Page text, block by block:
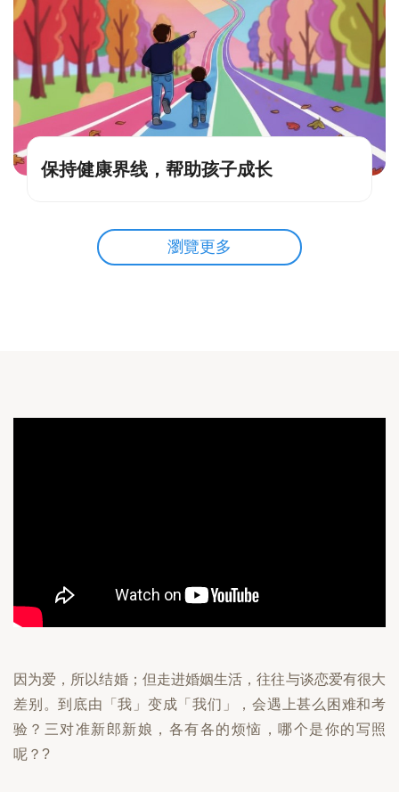
保持健康界线，帮助孩子成长
瀏覽更多
因为爱，所以结婚；但走进婚姻生活，往往与谈恋爱有很大
差别。到底由「我」变成「我们」，会遇上甚么困难和考
验？三对准新郎新娘，各有各的烦恼，哪个是你的写照
呢？?